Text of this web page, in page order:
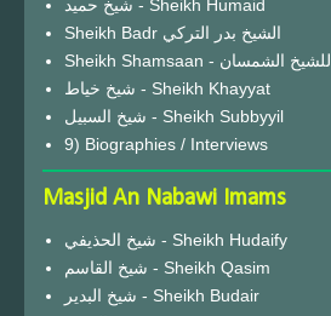
شيخ حميد - Sheikh Humaid
Sheikh Badr الشيخ بدر التركي
Sheikh Shamsaan - للشيخ الشمسان
شيخ خياط - Sheikh Khayyat
شيخ السبيل - Sheikh Subbyyil
9) Biographies / Interviews
Masjid An Nabawi Imams
شيخ الحذيفي - Sheikh Hudaify
شيخ القاسم - Sheikh Qasim
شيخ البدير - Sheikh Budair